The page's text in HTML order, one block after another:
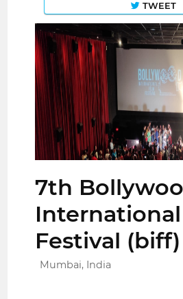
TWEET
7th
Festival (biff)
Mumbai, India